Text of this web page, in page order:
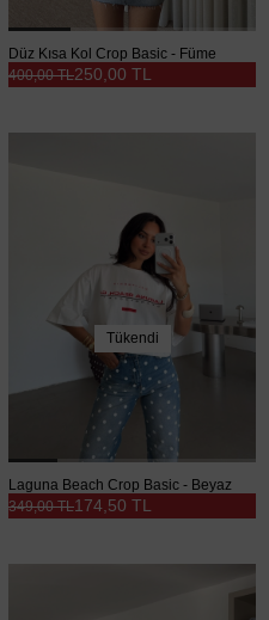
Düz Kısa Kol Crop Basic - Füme
250,00 TL
400,00 TL
Tükendi
Laguna Beach Crop Basic - Beyaz
174,50 TL
349,00 TL